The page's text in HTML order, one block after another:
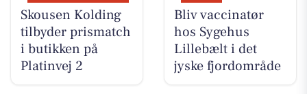
Skousen Kolding
tilbyder prismatch
i butikken på
Platinvej 2
Bliv vaccinatør
hos Sygehus
Lillebælt i det
jyske fjordområde